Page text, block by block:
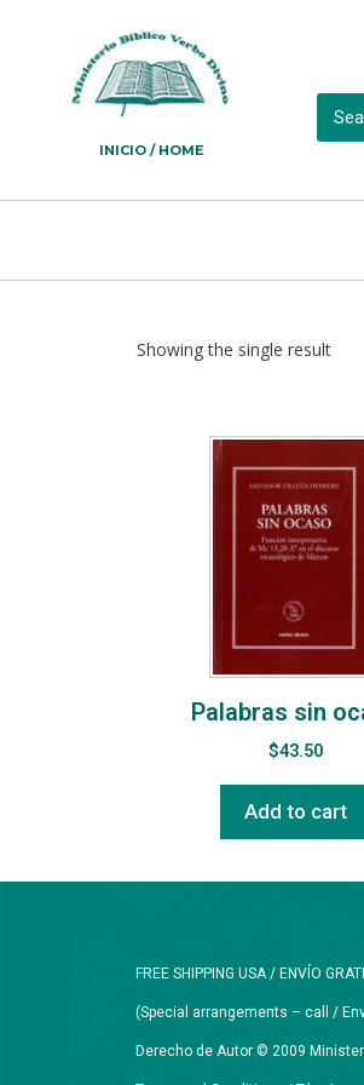
INICIO / HOME
Showing the single result
Palabras sin
$43.50
Add to cart
FREE SHIPPING USA / ENVÍO
(Special arrangements – call /
Derecho de Autor © 2009